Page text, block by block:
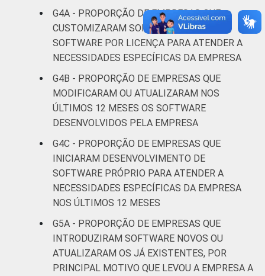
complementares
Artes, cultura,
esporte e
recreação,
Outras
atividades de
serviços
31
* Base: 6977 empresas que declararam usar
computador, com 10 ou mais pessoas
ocupadas, que constituem os seguintes
segmentos da CNAE 2.0 (C, F, G, H, I, J, L, M,
N, R e S). Dados coletados entre os meses
de setembro e dezembro de 2015.
G4A - PROPORÇÃO DE EMPRESAS QUE
CUSTOMIZARAM SOFTWARE LIVRE OU
SOFTWARE POR LICENÇA PARA ATENDER A
NECESSIDADES ESPECÍFICAS DA EMPRESA
G4B - PROPORÇÃO DE EMPRESAS QUE
MODIFICARAM OU ATUALIZARAM NOS
ÚLTIMOS 12 MESES OS SOFTWARE
DESENVOLVIDOS PELA EMPRESA
G4C - PROPORÇÃO DE EMPRESAS QUE
INICIARAM DESENVOLVIMENTO DE
SOFTWARE PRÓPRIO PARA ATENDER A
NECESSIDADES ESPECÍFICAS DA EMPRESA
NOS ÚLTIMOS 12 MESES
G5A - PROPORÇÃO DE EMPRESAS QUE
INTRODUZIRAM SOFTWARE NOVOS OU
ATUALIZARAM OS JÁ EXISTENTES, POR
PRINCIPAL MOTIVO QUE LEVOU A EMPRESA A